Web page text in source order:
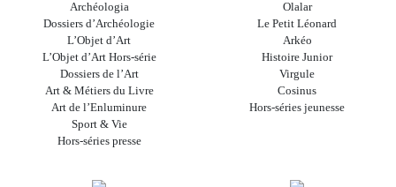
Archéologia
Dossiers d’Archéologie
L’Objet d’Art
L’Objet d’Art Hors-série
Dossiers de l’Art
Art & Métiers du Livre
Art de l’Enluminure
Sport & Vie
Hors-séries presse
Olalar
Le Petit Léonard
Arkéo
Histoire Junior
Virgule
Cosinus
Hors-séries jeunesse